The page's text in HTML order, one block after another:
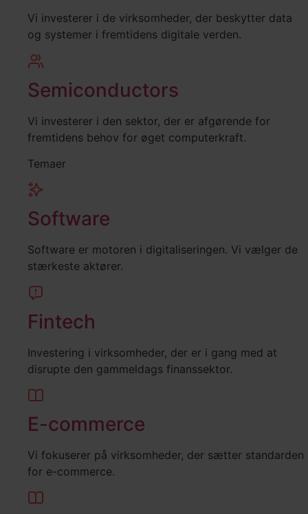
Vi investerer i de virksomheder, der beskytter data
og systemer i fremtidens digitale verden.
Semiconductors
Vi investerer i den sektor, der er afgørende for
fremtidens behov for øget computerkraft.
Temaer
Software
Software er motoren i digitaliseringen. Vi vælger de
stærkeste aktører.
Fintech
Investering i virksomheder, der er i gang med at
disrupte den gammeldags finanssektor.
E-commerce
Vi fokuserer på virksomheder, der sætter standarden
for e-commerce.